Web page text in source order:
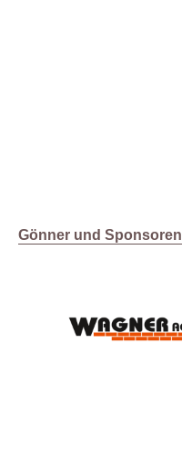
Gönner und Sponsoren